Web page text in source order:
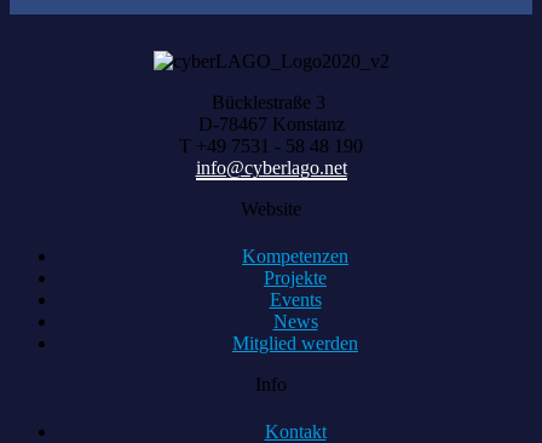
Bücklestraße 3
D-78467 Konstanz
T +49 7531 - 58 48 190
info@cyberlago.net
Website
Kompetenzen
Projekte
Events
News
Mitglied werden
Info
Kontakt